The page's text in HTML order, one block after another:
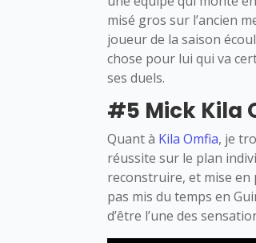
misé gros sur l’ancien
joueur de la saison
chose pour lui qui va
ses duels.
#5 Mick Kila
Quant à Kila Omfia, je
réussite sur le plan
reconstruire, et mise en
pas mis du temps en
d’être l’une des